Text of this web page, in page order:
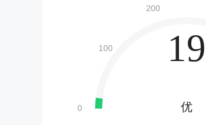
19
优